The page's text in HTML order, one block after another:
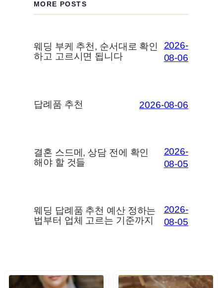
MORE POSTS
웨딩 부케 추천, 순서대로 확인
하고 고르시면 됩니다
2026-
08-06
답례품 추천 2026-08-06
결혼 스드메, 상담 전에 확인
해야 할 것들
2026-
08-05
웨딩 답례품 추천 예산 정하는
법부터 업체 고르는 기준까지
2026-
08-05